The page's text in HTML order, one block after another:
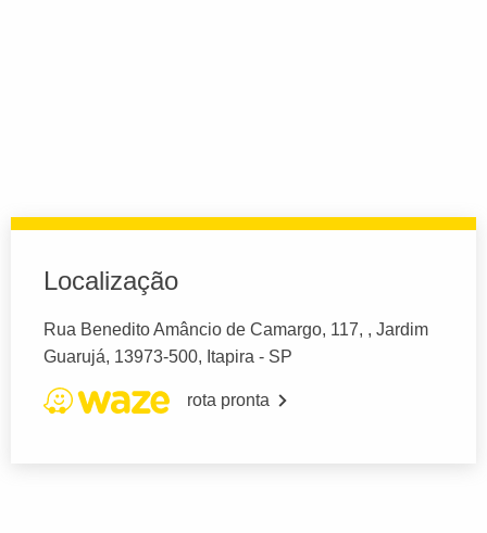
Localização
Rua Benedito Amâncio de Camargo, 117, , Jardim
Guarujá, 13973-500, Itapira - SP
rota pronta